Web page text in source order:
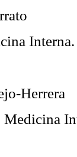
Herrera
Medicina